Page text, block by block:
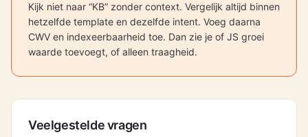
Kijk niet naar “KB” zonder context. Vergelijk altijd binnen
hetzelfde template en dezelfde intent. Voeg daarna
CWV en indexeerbaarheid toe. Dan zie je of JS groei
waarde toevoegt, of alleen traagheid.
Veelgestelde vragen